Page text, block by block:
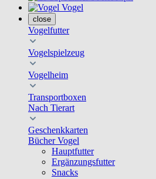
Vogel
close
Vogelfutter
Vogelspielzeug
Vogelheim
Transportboxen
Nach Tierart
Geschenkkarten
Bücher Vogel
Hauptfutter
Ergänzungsfutter
Snacks